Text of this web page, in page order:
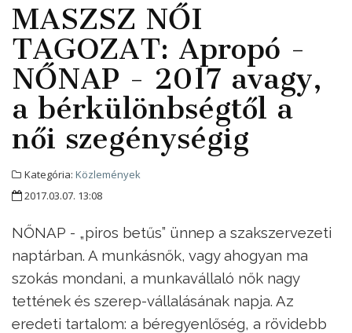
MASZSZ NŐI
TAGOZAT: Apropó -
NŐNAP - 2017 avagy,
a bérkülönbségtől a
női szegénységig
Kategória: Közlemények
2017.03.07. 13:08
NŐNAP - „piros betűs” ünnep a szakszervezeti
naptárban. A munkásnők, vagy ahogyan ma
szokás mondani, a munkavállaló nők nagy
tettének és szerep-vállalásának napja. Az
eredeti tartalom: a béregyenlőség, a rövidebb